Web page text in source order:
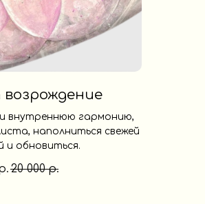
внутреннюю гармонию,
наполниться свежей
и обновиться.
20 000 р.